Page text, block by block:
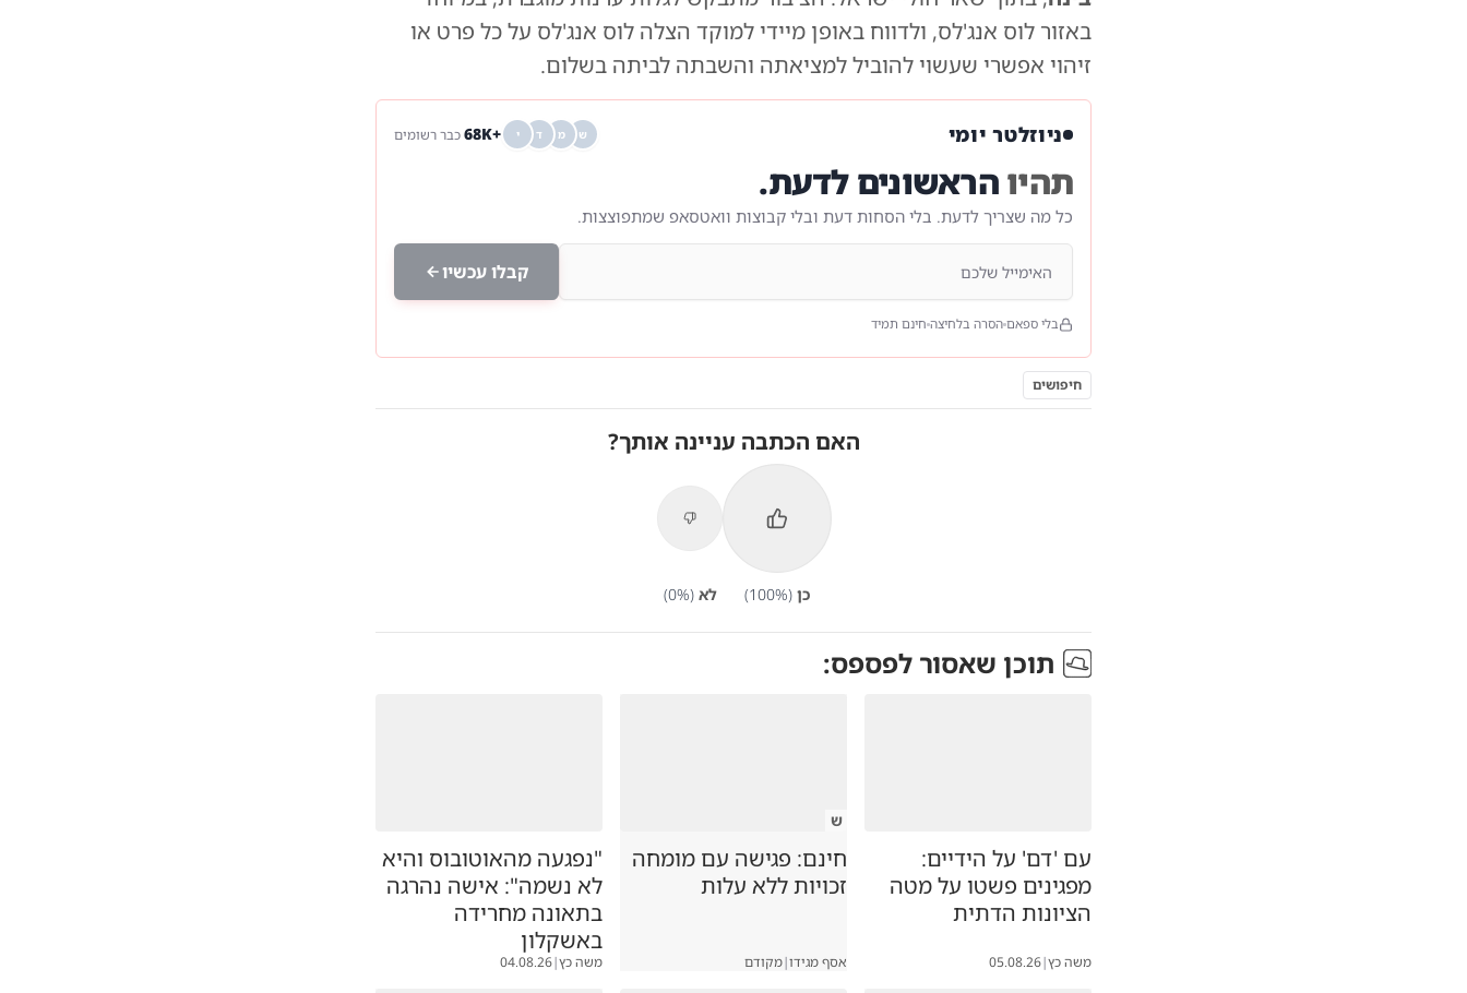
באזור לוס אנג'לס, ולדווח באופן מיידי למוקד הצלה לוס אנג'לס על כל פרט או
זיהוי אפשרי שעשוי להוביל למציאתה והשבתה לביתה בשלום.
ניוזלטר יומי ש מ ד י +68K כבר רשומים
תהיוהראשונים לדעת.
כל מה שצריך לדעת. בלי הסחות דעת ובלי קבוצות וואטסאפ שמתפוצצות.
קבלו עכשיו
בלי ספאם הסרה בלחיצה חינם תמיד
חיפושים
האם הכתבה עניינה אותך?
כן (
100%) לא (
0%)
תוכן שאסור לפספס:
עם 'דם' על הידיים:
מפגינים פשטו על מטה
הציונות הדתית
משה כץ|
05.08.26
ש
חינם: פגישה עם מומחה
זכויות ללא עלות
אסף מגידו|מקודם
"נפגעה מהאוטובוס והיא
לא נשמה": אישה נהרגה
בתאונה מחרידה
באשקלון
משה כץ|
04.08.26